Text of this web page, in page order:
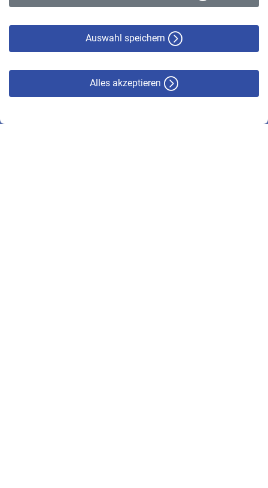
Auswahl speichern
Alles akzeptieren
© VBL 2026